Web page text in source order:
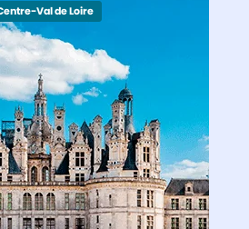
Val de Loire